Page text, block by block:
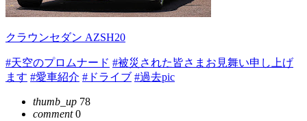
クラウンセダン AZSH20
#天空のプロムナード #被災された皆さまお見舞い申し上げ
ます #愛車紹介 #ドライブ #過去pic
thumb_up 78
comment0